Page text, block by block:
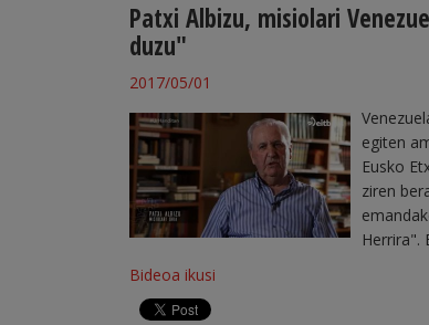
Patxi Albizu, misiolari
duzu"
2017/05/01
egiten
Eusko
ziren
Herrira".
Bideoa ikusi